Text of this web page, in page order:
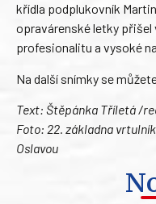
křídla podplukovník
opravárenské letky
profesionalitu a vysoké
Na další snímky se
Text: Štěpánka Tříletá /
Foto: 22. základna
Oslavou